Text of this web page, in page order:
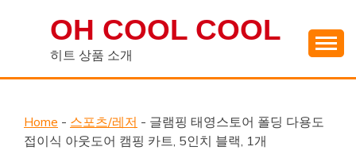
OH COOL COOL
히트 상품 소개
Home - 스포츠/레저 - 글램핑 태영스토어 폴딩 다용도
접이식 아웃도어 캠핑 카트, 5인치 블랙, 1개